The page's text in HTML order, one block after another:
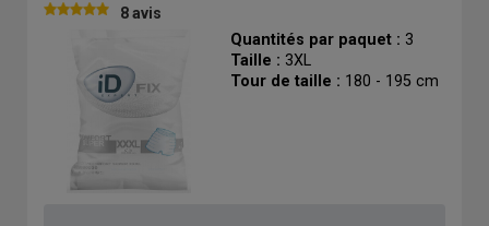
8 avis
Quantités par paquet : 3
Taille : 3XL
Tour de taille : 180 - 195 cm